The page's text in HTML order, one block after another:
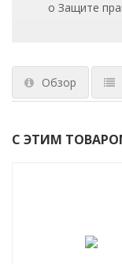
о Защите
Обзор
С ЭТИМ